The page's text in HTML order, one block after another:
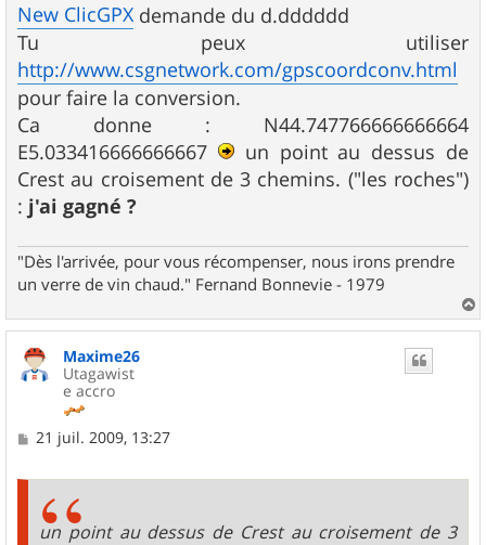
New ClicGPX demande du d.dddddd
Tu peux utiliser
http://www.csgnetwork.com/gpscoordconv.html
pour faire la conversion.
Ca donne : N44.747766666666664
E5.033416666666667
un point au dessus de
Crest au croisement de 3 chemins. ("les roches")
: j'ai gagné ?
"Dès l'arrivée, pour vous récompenser, nous irons prendre
un verre de vin chaud." Fernand Bonnevie - 1979
a
Maxime26
Utagawist
e accro
M
21 juil. 2009, 13:27
un point au dessus de Crest au croisement de 3